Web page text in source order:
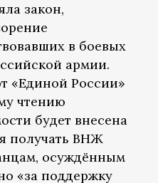
закон,
в боевых
армии.
«Единой России»
чтению
будет внесена
получать ВНЖ
осуждённым
«за поддержку